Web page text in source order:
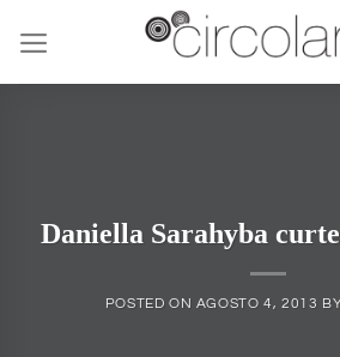
content
Daniella Sarahyba
POSTED ON AGOSTO 4, 2013